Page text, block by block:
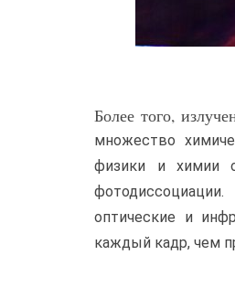
Более того,
множество
физики и химии
оптические и
каждый кадр, чем